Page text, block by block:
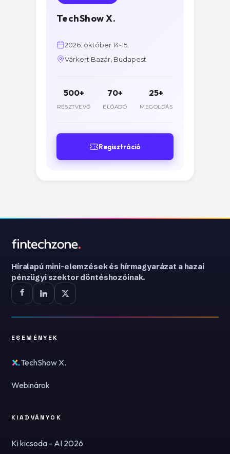
TechShow X.
2026. október 14-15.
Várkert Bazár, Budapest
500+
RÉSZTVEVŐ
70+
ELŐADÓ
25+
MEGOLDÁS
Regisztráció
Híralapú mini-elemzések és hírmagyarázat a hazai
pénzügyi szektor döntéshozóinak.
ESEMÉNYEK
TechShow X.
Webinárok
KIADVÁNYOK
Ki kicsoda - AI 2026